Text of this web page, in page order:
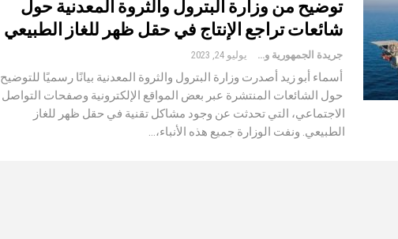
توضيح من وزارة البترول والثروة المعدنية حول
شائعات تراجع الإنتاج في حقل ظهر للغاز الطبيعي
جريدة الجمهورية والعالم يوليو 24, 2023
أسماء أبو زيد أصدرت وزارة البترول والثروة المعدنية بيانًا رسميًا للتوضيح
حول الشائعات المنتشرة عبر بعض المواقع الإلكترونية وصفحات التواصل
الاجتماعي، التي تحدثت عن وجود مشاكل تقنية في حقل ظهر للغاز
الطبيعي. ونفت الوزارة جميع هذه الأنباء،…